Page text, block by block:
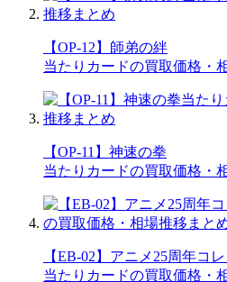
【OP-12】師弟の絆
当たりカードの買取価格・
【OP-11】神速の拳
当たりカードの買取価格・
【EB-02】アニメ25周年コ
当たりカードの買取価格・